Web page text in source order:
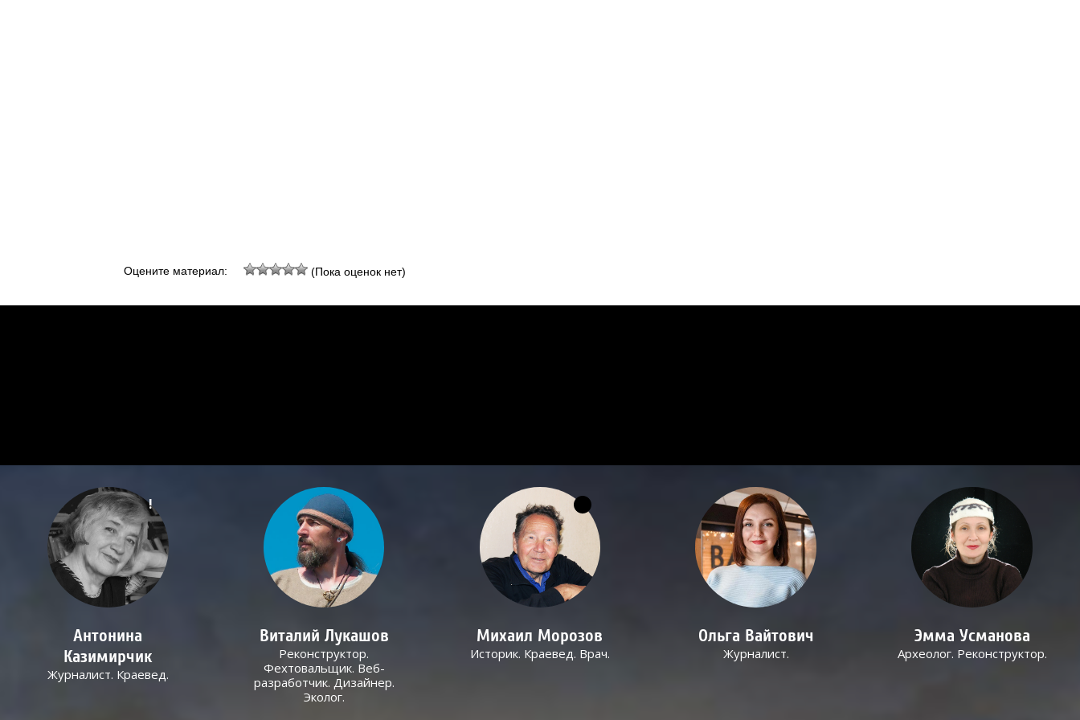
Оцените материал: (Пока оценок нет)
!
Антонина
Казимирчик
Журналист. Краевед.
Виталий Лукашов
Реконструктор.
Фехтовальщик. Веб-
разработчик. Дизайнер.
Эколог.
Михаил Морозов
Историк. Краевед. Врач.
Ольга Вайтович
Журналист.
Эмма Усманова
Археолог. Реконструктор.